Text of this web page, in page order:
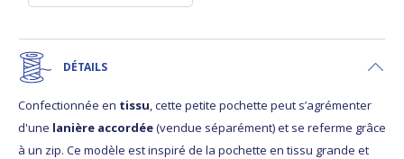
DÉTAILS
Confectionnée en tissu, cette petite pochette peut s’agrémenter
d'une lanière accordée(vendue séparément) et se referme grâce
à un zip. Ce modèle est inspiré de la pochette en tissu grande et